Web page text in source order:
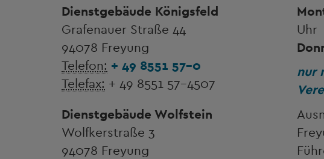
Dienstgebäude Königsfeld
Grafenauer Straße 44
94078 Freyung
Telefon: + 49 8551 57-0
Telefax: + 49 8551 57-4507
Dienstgebäude Wolfstein
Wolfkerstraße 3
94078 Freyung
Uhr
nur